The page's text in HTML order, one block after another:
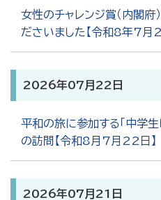
女性のチャレンジ賞（内閣府
ださいました【令和8年7月
2026年07月22日
平和の旅に参加する「中学
の訪問【令和8月7月22日】
2026年07月21日